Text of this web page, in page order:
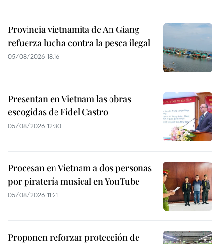
Provincia vietnamita de An Giang
refuerza lucha contra la pesca ilegal
05/08/2026 18:16
Presentan en Vietnam las obras
escogidas de Fidel Castro
05/08/2026 12:30
Procesan en Vietnam a dos personas
por piratería musical en YouTube
05/08/2026 11:21
Proponen reforzar protección de